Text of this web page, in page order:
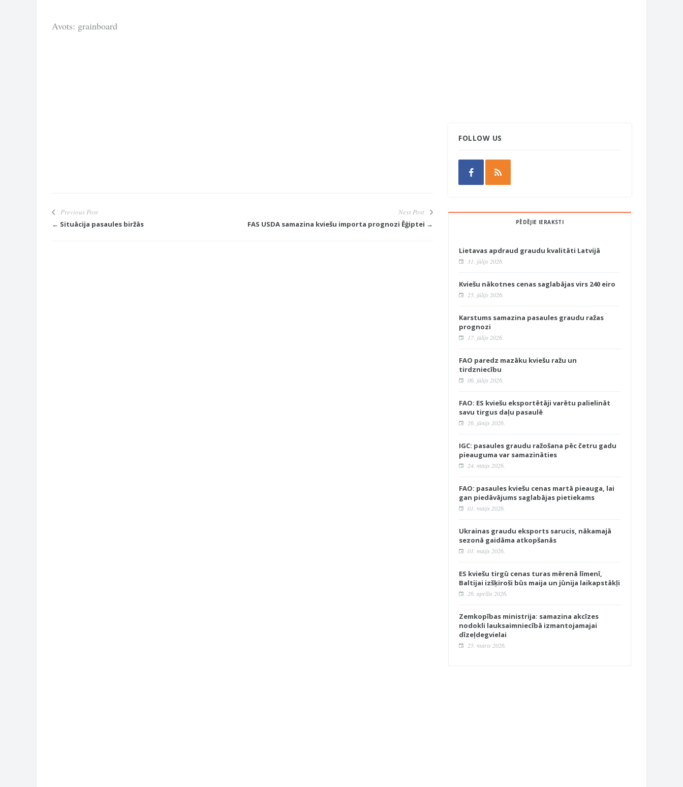
Avots: grainboard
Previous Post
← Situācija pasaules biržās
Next Post
FAS USDA samazina kviešu importa prognozi Ēģiptei →
FOLLOW US
PĒDĒJIE IERAKSTI
Lietavas apdraud graudu kvalitāti Latvijā
31. jūlijs 2026.
Kviešu nākotnes cenas saglabājas virs 240 eiro
25. jūlijs 2026.
Karstums samazina pasaules graudu ražas
prognozi
17. jūlijs 2026.
FAO paredz mazāku kviešu ražu un
tirdzniecību
06. jūlijs 2026.
FAO: ES kviešu eksportētāji varētu palielināt
savu tirgus daļu pasaulē
26. jūnijs 2026.
IGC: pasaules graudu ražošana pēc četru gadu
pieauguma var samazināties
24. maijs 2026.
FAO: pasaules kviešu cenas martā pieauga, lai
gan piedāvājums saglabājas pietiekams
01. maijs 2026.
Ukrainas graudu eksports sarucis, nākamajā
sezonā gaidāma atkopšanās
01. maijs 2026.
ES kviešu tirgū cenas turas mērenā līmenī,
Baltijai izšķiroši būs maija un jūnija laikapstākļi
26. aprīlis 2026.
Zemkopības ministrija: samazina akcīzes
nodokli lauksaimniecībā izmantojamajai
dīzeļdegvielai
25. marts 2026.